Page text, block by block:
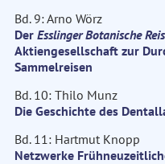
Bd. 9: Arno Wörz
Der Esslinger Botanische
Aktiengesellschaft zur
Sammelreisen
Bd. 10: Thilo Munz
Die Geschichte des
Bd. 11: Hartmut Knopp
Netzwerke